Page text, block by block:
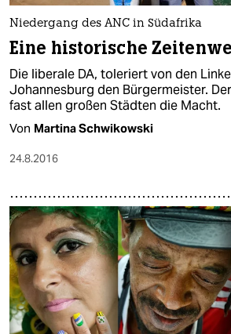
Niedergang des ANC in Südafrika
Eine historische
Die liberale DA, toleriert von den
Johannesburg den Bürgermeister.
fast allen großen Städten die Macht.
Von Martina Schwikowski
24.8.2016